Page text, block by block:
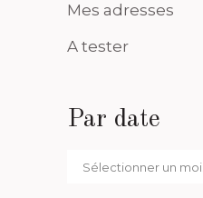
Mes adresses
A tester
Par date
Par